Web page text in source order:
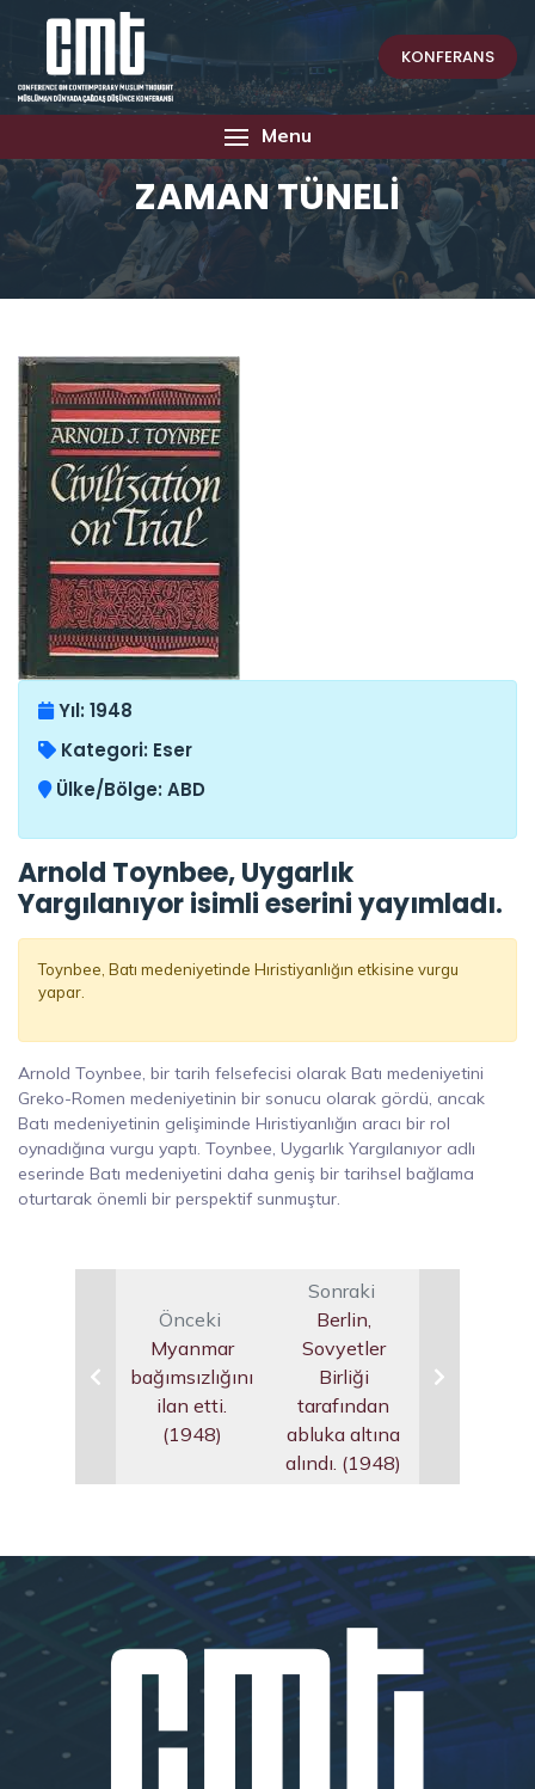
KONFERANS
Menu
ZAMAN TÜNELİ
Yıl: 1948
Kategori: Eser
Ülke/Bölge: ABD
Arnold Toynbee, Uygarlık
Yargılanıyor isimli eserini yayımladı.
Toynbee, Batı medeniyetinde Hıristiyanlığın etkisine vurgu
yapar.
Arnold Toynbee, bir tarih felsefecisi olarak Batı medeniyetini
Greko-Romen medeniyetinin bir sonucu olarak gördü, ancak
Batı medeniyetinin gelişiminde Hıristiyanlığın aracı bir rol
oynadığına vurgu yaptı. Toynbee, Uygarlık Yargılanıyor adlı
eserinde Batı medeniyetini daha geniş bir tarihsel bağlama
oturtarak önemli bir perspektif sunmuştur.
Önceki
Myanmar
bağımsızlığını
ilan etti.
(1948)
Sonraki
Berlin,
Sovyetler
Birliği
tarafından
abluka altına
alındı. (1948)